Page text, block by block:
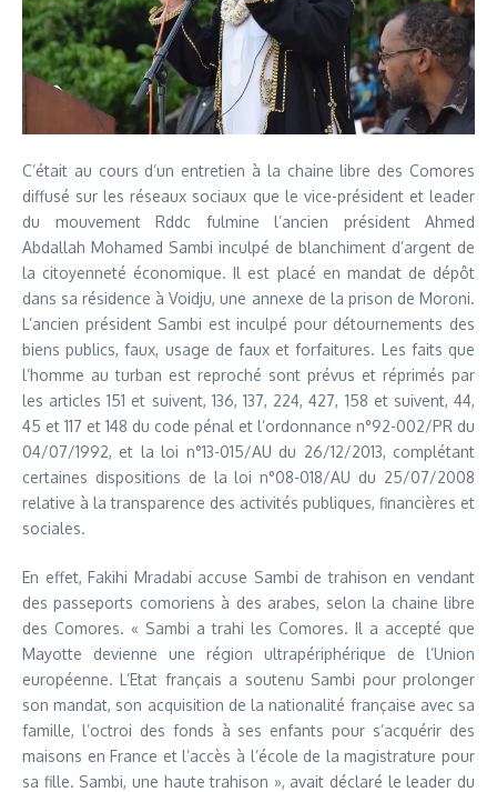
C’était au cours d’un entretien à la chaine libre des Comores
diffusé sur les réseaux sociaux que le vice-président et leader
du mouvement Rddc fulmine l’ancien président Ahmed
Abdallah Mohamed Sambi inculpé de blanchiment d’argent de
la citoyenneté économique. Il est placé en mandat de dépôt
dans sa résidence à Voidju, une annexe de la prison de Moroni.
L’ancien président Sambi est inculpé pour détournements des
biens publics, faux, usage de faux et forfaitures. Les faits que
l’homme au turban est reproché sont prévus et réprimés par
les articles 151 et suivent, 136, 137, 224, 427, 158 et suivent, 44,
45 et 117 et 148 du code pénal et l’ordonnance n°92-002/PR du
04/07/1992, et la loi n°13-015/AU du 26/12/2013, complétant
certaines dispositions de la loi n°08-018/AU du 25/07/2008
relative à la transparence des activités publiques, financières et
sociales.
En effet, Fakihi Mradabi accuse Sambi de trahison en vendant
des passeports comoriens à des arabes, selon la chaine libre
des Comores. « Sambi a trahi les Comores. Il a accepté que
Mayotte devienne une région ultrapériphérique de l’Union
européenne. L’Etat français a soutenu Sambi pour prolonger
son mandat, son acquisition de la nationalité française avec sa
famille, l’octroi des fonds à ses enfants pour s’acquérir des
maisons en France et l’accès à l’école de la magistrature pour
sa fille. Sambi, une haute trahison », avait déclaré le leader du